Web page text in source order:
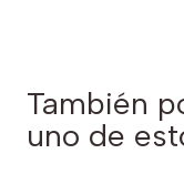
También
uno de